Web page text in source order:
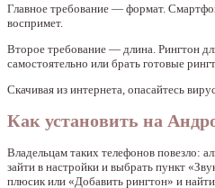
Главное требование — формат.
воспримет.
Второе требование — длина. Рингтон
самостоятельно или брать готовые
Скачивая из интернета, опасайтесь
Как установить на
Владельцам таких телефонов повезло:
зайти в настройки и выбрать пункт
плюсик или «Добавить рингтон» и